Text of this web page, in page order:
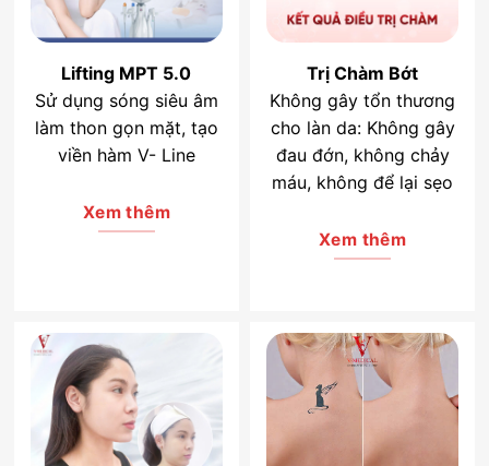
Lifting MPT 5.0
Sử dụng sóng siêu âm
làm thon gọn mặt, tạo
viền hàm V- Line
Xem thêm
Trị Chàm Bớt
Không gây tổn thương
cho làn da: Không gây
đau đớn, không chảy
máu, không để lại sẹo
Xem thêm